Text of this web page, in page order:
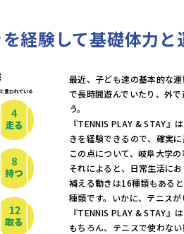
経験して基礎体力と
最近、子ども達の基本的な
で長時間遊んでいたり、外
う。
『TENNIS PLAY & STAY』
きを経験できるので、確実
この点について、岐阜大学
それによると、日常生活に
補える動きは16種類もある
種類です。いかに、テニス
『TENNIS PLAY & STAY』
もちろん、テニスで使わな